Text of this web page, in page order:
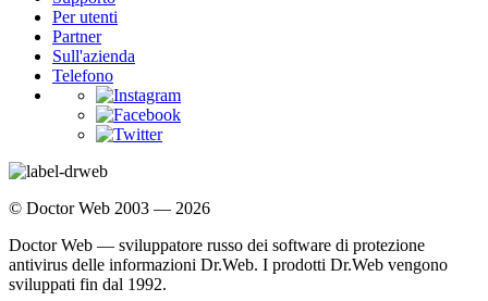
Per utenti
Partner
Sull'azienda
Telefono
© Doctor Web 2003 — 2026
Doctor Web — sviluppatore russo dei software di protezione
antivirus delle informazioni Dr.Web. I prodotti Dr.Web vengono
sviluppati fin dal 1992.